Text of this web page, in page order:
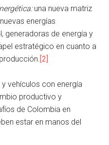
una nueva matriz
energías
generadoras de energía y
estratégico en cuanto a
[2]
vehículos con energía
productivo y
de Colombia en
estar en manos del